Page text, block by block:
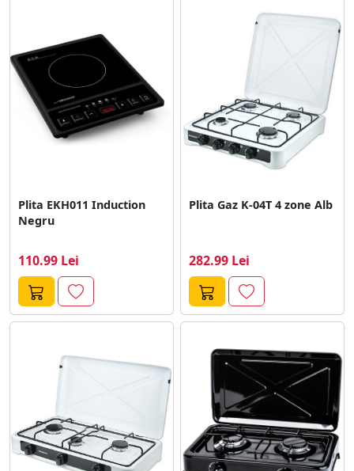
Plita EKH011 Induction
Negru
110.99 Lei
Plita Gaz K-04T 4 zone Alb
282.99 Lei